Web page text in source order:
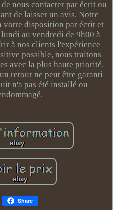
nous contacter par écrit ou
de laisser un avis. Notre
votre disposition par écrit et
au vendredi de 9h00 à
à nos clients l'expérience
possible, nous traitons
avec la plus haute priorité.
retour ne peut être garanti
n'a pas été installé ou
Share